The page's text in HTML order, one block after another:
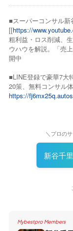
■スーパーコンサル新
[[https://
粗利益・ロス削減、
ウハウを解説。「売
開中
■LINE登録で豪華7大
20策、無料コンサル
https://
＼プロの
新谷千
Mybestpro Members